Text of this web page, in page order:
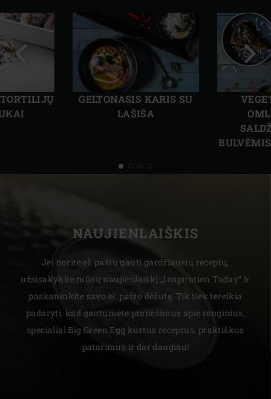
GELTONASIS KARIS SU
LAŠIŠA
skaidrė
Kita
NAUJIENLAIŠKIS
Jei norite el. paštu gauti gardžiausių receptų,
užsisakykite mūsų naujienlaiškį „Inspiration Today“ ir
paskaninkite savo el. pašto dėžutę. Tik tiek tereikia
padaryti, kad gautumėte pranešimus apie renginius,
specialiai Big Green Egg kurtus receptus, praktiškus
patarimus ir dar daugiau!